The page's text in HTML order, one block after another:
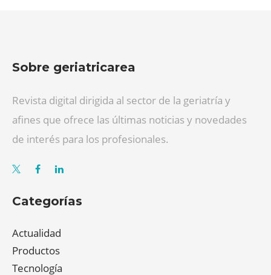
Sobre geriatricarea
Revista digital dirigida al sector de la geriatría y
afines que ofrece las últimas noticias y novedades
de interés para los profesionales.
Categorías
Actualidad
Productos
Tecnología